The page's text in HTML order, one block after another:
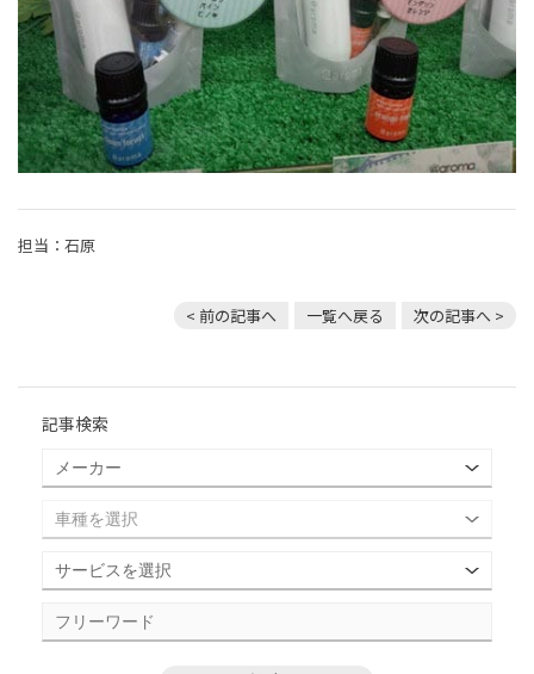
担当：石原
< 前の記事へ 一覧へ戻る 次の記事へ >
記事検索